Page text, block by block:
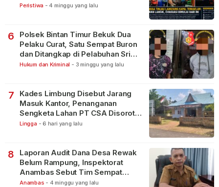
Peristiwa - 4 minggu yang lalu
6
Polsek Bintan Timur Bekuk Dua
Pelaku Curat, Satu Sempat Buron
dan Ditangkap di Pelabuhan Sri
Bintan Pura
Hukum dan Kriminal - 3 minggu yang lalu
7
Kades Limbung Disebut Jarang
Masuk Kantor, Penanganan
Sengketa Lahan PT CSA Disorot
Warga
Lingga - 6 hari yang lalu
8
Laporan Audit Dana Desa Rewak
Belum Rampung, Inspektorat
Anambas Sebut Tim Sempat
Terbagi Tangani Kasus Lain
Anambas - 4 minggu yang lalu